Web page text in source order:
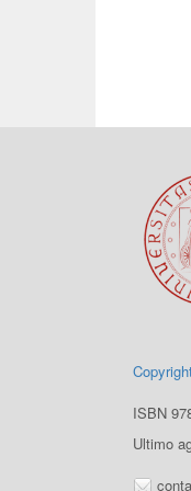
ISBN
Ultimo